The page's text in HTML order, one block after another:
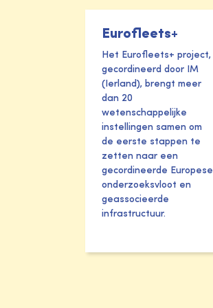
Eurofleets+
Het Eurofleets+ project,
gecordineerd door IM
(Ierland), brengt meer
dan 20
wetenschappelijke
instellingen samen om
de eerste stappen te
zetten naar een
gecordineerde Europese
onderzoeksvloot en
geassocieerde
infrastructuur.
Integration
of the
pCO2
sensor in
the USV
Adhemar
VLIZ has recently
enhanced its